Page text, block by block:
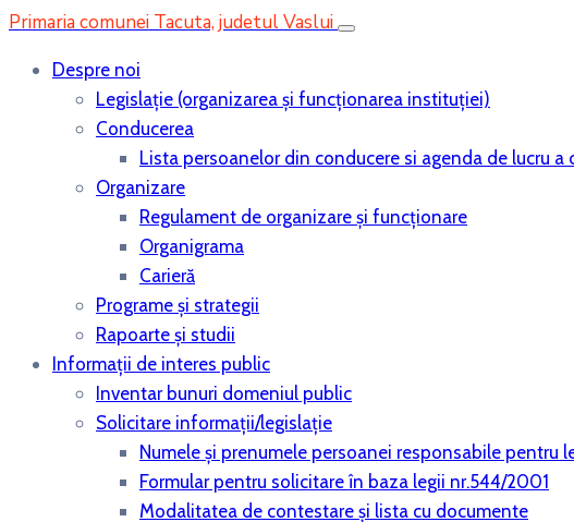
Primaria comunei Tacuta, judetul Vaslui
Despre noi
Legislaţie (organizarea şi funcţionarea instituţiei)
Conducerea
Lista persoanelor din conducere si agenda de lucru a
Organizare
Regulament de organizare și funcționare
Organigrama
Carieră
Programe și strategii
Rapoarte și studii
Informații de interes public
Inventar bunuri domeniul public
Solicitare informații/legislație
Numele și prenumele persoanei responsabile pentru
Formular pentru solicitare în baza legii nr.544/2001
Modalitatea de contestare și lista cu documente